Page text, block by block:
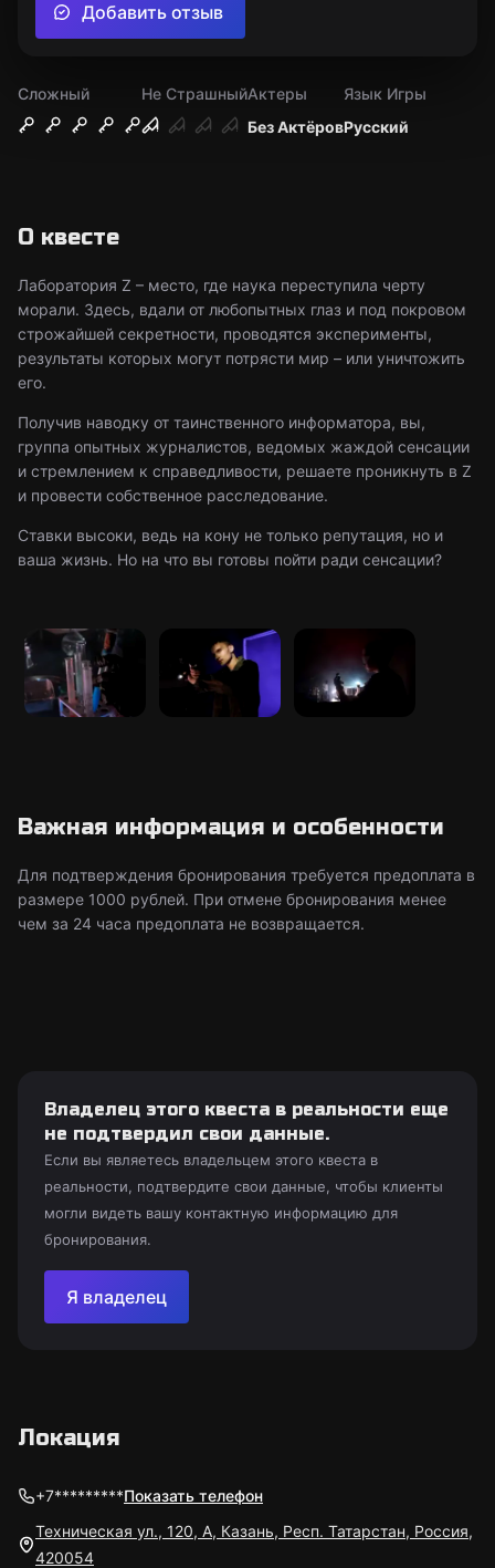
Сложный
Не Страшный
Без Актёров
Актеры
Русский
Язык Игры
О квесте
Лаборатория Z – место, где наука переступила черту
морали. Здесь, вдали от любопытных глаз и под покровом
строжайшей секретности, проводятся эксперименты,
результаты которых могут потрясти мир – или уничтожить
его.
Получив наводку от таинственного информатора, вы,
группа опытных журналистов, ведомых жаждой сенсации
и стремлением к справедливости, решаете проникнуть в Z
и провести собственное расследование.
Ставки высоки, ведь на кону не только репутация, но и
ваша жизнь. Но на что вы готовы пойти ради сенсации?
Важная информация и особенности
Для подтверждения бронирования требуется предоплата в
размере 1000 рублей. При отмене бронирования менее
чем за 24 часа предоплата не возвращается.
Добавить отзыв
Владелец этого квеста в реальности еще
не подтвердил свои данные.
Если вы являетесь владельцем этого квеста в
реальности, подтвердите свои данные, чтобы клиенты
могли видеть вашу контактную информацию для
бронирования.
Я владелец
Локация
+7*********Показать телефон
Техническая ул., 120, А, Казань, Респ. Татарстан, Россия,
420054